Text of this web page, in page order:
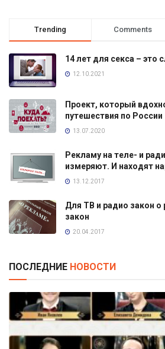
Trending Comments
14 лет для секса – это
12.10.2021
Проект, который
путешествия по России
13.07.2020
Рекламу на теле- и
измеряют. И находят
13.12.2017
Для ТВ и радио закон о
закон
20.04.2017
ПОСЛЕДНИЕ НОВОСТИ